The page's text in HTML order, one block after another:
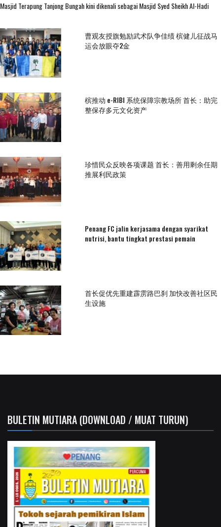
Masjid Terapung Tanjong Bungah kini dikenali sebagai Masjid Syed Sheikh Al-Hadi
曹观友授旗勉励武术队争佳绩 槟健儿征战马
运会放眼夺2金
槟推动 e-RIBI 系统保障宗教场所 首长：助完
整保存多元文化资产
珍惜民众反映各项课题 首长：善用剩余任期
推展利民政策
Penang FC jalin kerjasama dengan syarikat
nutrisi, bantu tingkat prestasi pemain
首长促优先重建霹雳路巴刹 加快改善社区民
生设施
BULETIN MUTIARA (DOWNLOAD / MUAT TURUN)